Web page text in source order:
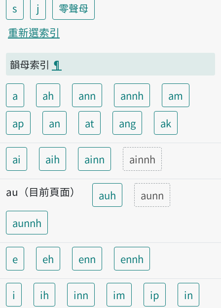
s
j
零聲母
重新選索引
韻母索引 ¶
a ah ann annh
am
ap
an at ang ak
ai aih ainn ainnh
au（目前頁面） auh
aunn
aunnh
e eh enn ennh
i ih inn im ip
in